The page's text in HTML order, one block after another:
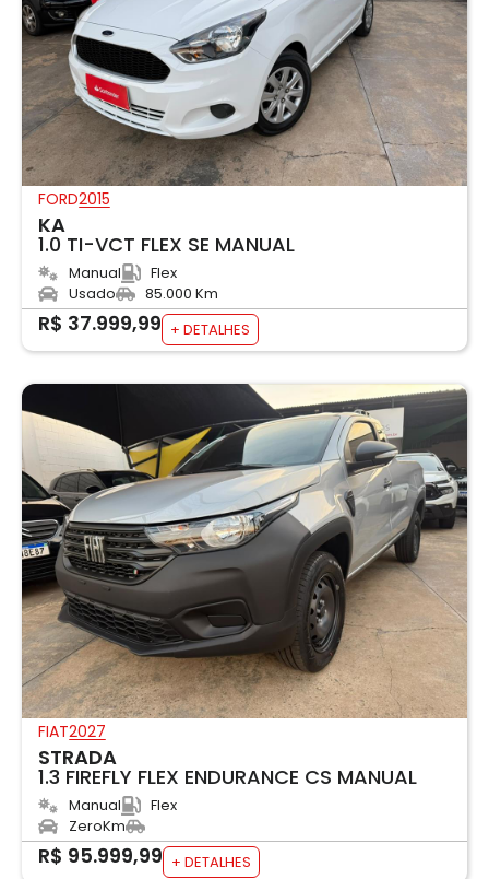
FORD2015
KA
1.0 TI-VCT FLEX SE MANUAL
Manual
Flex
Usado
85.000 Km
R$ 37.999,99 + DETALHES
FIAT2027
STRADA
1.3 FIREFLY FLEX ENDURANCE CS MANUAL
Manual
Flex
ZeroKm
R$ 95.999,99 + DETALHES